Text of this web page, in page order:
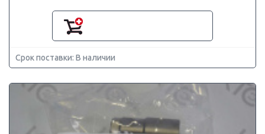
Срок поставки: В наличии